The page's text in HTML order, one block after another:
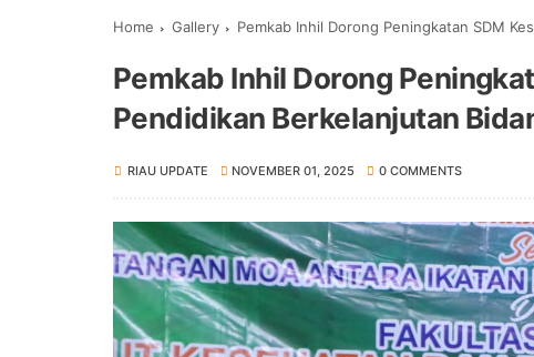
Home Gallery Pemkab Inhil Dorong Peningkatan SDM
Pemkab Inhil Dorong
Pendidikan Berkelanjutan
RIAU UPDATE NOVEMBER 01, 2025 0 COMMENTS